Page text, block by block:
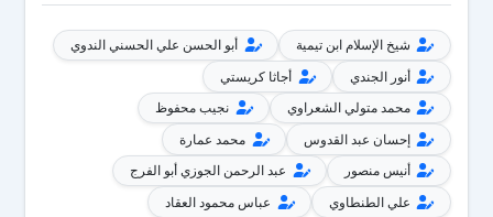
شيخ الإسلام ابن تيمية
أبو الحسن علي الحسني الندوي
أنور الجندي
أجاثا كريستي
محمد متولي الشعراوي
نجيب محفوظ
إحسان عبد القدوس
محمد عمارة
أنيس منصور
عبد الرحمن الجوزي أبو الفرج
علي الطنطاوي
عباس محمود العقاد